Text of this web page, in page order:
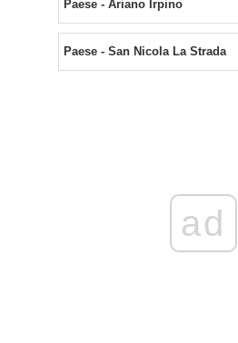
Paese - Ariano Irpino
Paese - San Nicola La Strada
ad